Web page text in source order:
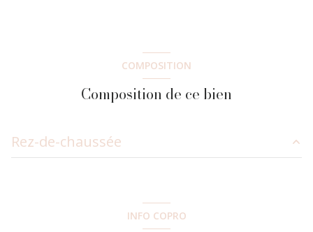
COMPOSITION
Composition de ce bien
Rez-de-chaussée
INFO COPRO